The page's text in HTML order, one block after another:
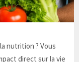
nutrition ? Vous
direct sur la vie